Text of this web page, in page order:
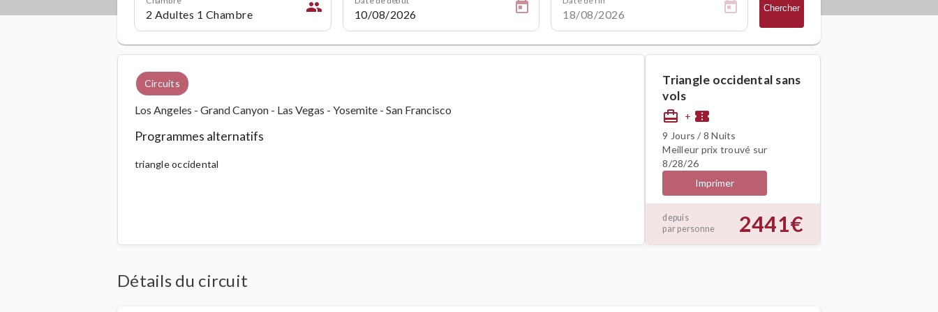
people Chercher
Circuits
Los Angeles - Grand Canyon - Las Vegas - Yosemite - San Francisco
Programmes alternatifs
triangle occidental
Triangle occidental sans
vols
card_travel + confirmation_number
9 Jours / 8 Nuits
Meilleur prix trouvé sur
8/28/26
Imprimer
depuis
par personne
2441€
Détails du circuit